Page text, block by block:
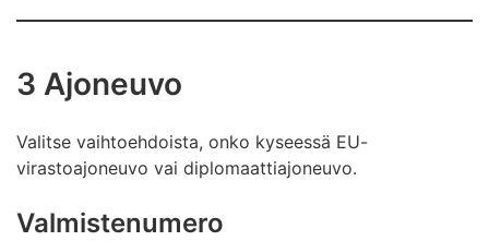
3 Ajoneuvo
Valitse vaihtoehdoista, onko kyseessä EU-
virastoajoneuvo vai diplomaattiajoneuvo.
Valmistenumero